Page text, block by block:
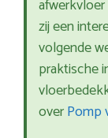
zij een
volgende
praktische
overPomp